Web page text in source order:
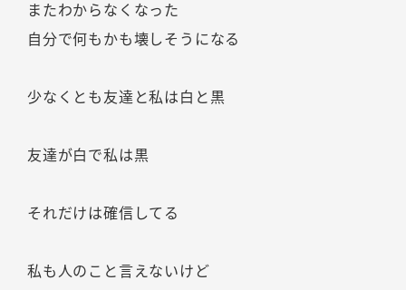
またわからなくなった
自分で何もかも壊しそうになる
少なくとも友達と私は白と黒
友達が白で私は黒
それだけは確信してる
私も人のこと言えないけど